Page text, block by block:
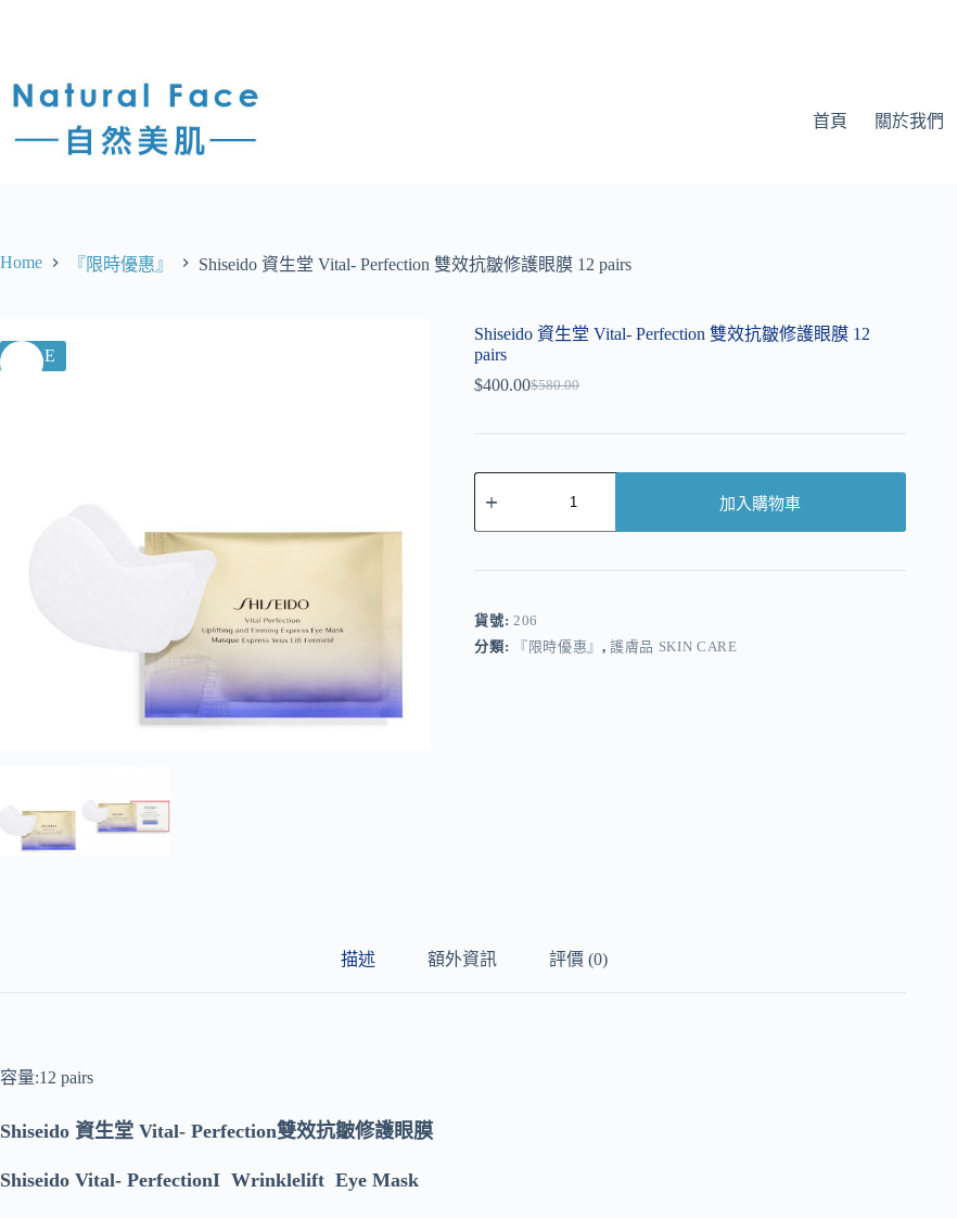
首頁 關於我們
Home 『限時優惠』 Shiseido 資生堂 Vital- Perfection 雙效抗皺修護眼膜 12 pairs
SALE
Shiseido 資生堂 Vital- Perfection 雙效抗皺修護眼膜 12
pairs
$580.00
$400.00
加入購物車
r
n
a
貨號: 206
分類:
『限時優惠』 ,護膚品 SKIN CARE
描述 額外資訊 評價 (0)
容量:12 pairs
Shiseido 資生堂 Vital- Perfection雙效抗皺修護眼膜
Shiseido Vital- PerfectionI Wrinklelift Eye Mask